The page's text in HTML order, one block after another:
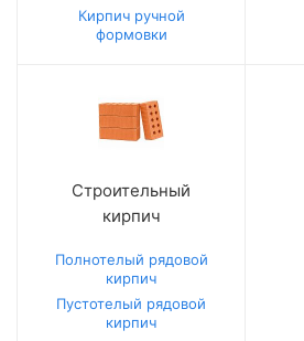
Кирпич ручной
формовки
Строительный
кирпич
Полнотелый рядовой
кирпич
Пустотелый рядовой
кирпич